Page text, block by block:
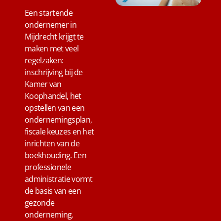
Een startende
ondernemer in
Mijdrecht krijgt te
maken met veel
regelzaken:
inschrijving bij de
Kamer van
Koophandel, het
opstellen van een
ondernemingsplan,
fiscale keuzes en het
inrichten van de
boekhouding. Een
professionele
administratie vormt
de basis van een
gezonde
onderneming.